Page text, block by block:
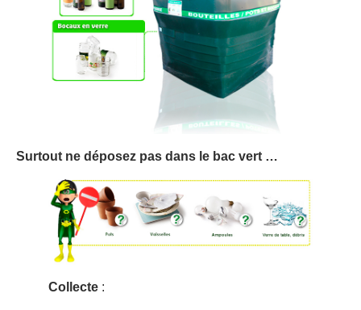
Surtout ne déposez pas dans le bac vert …
Collecte :